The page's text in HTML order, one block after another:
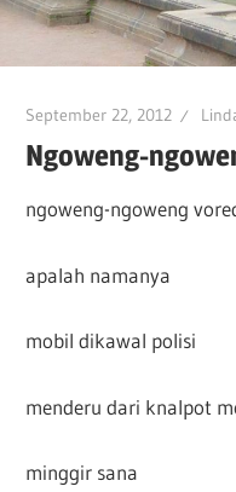
September 22, 2012
Ngoweng-
ngoweng-ngoweng
apalah namanya
mobil dikawal polisi
menderu dari knalpot
minggir sana